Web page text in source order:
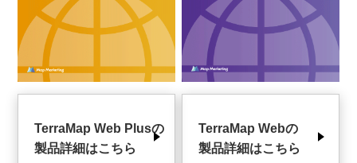
TerraMap Web Plusの
製品詳細はこちら
TerraMap Webの
製品詳細はこちら